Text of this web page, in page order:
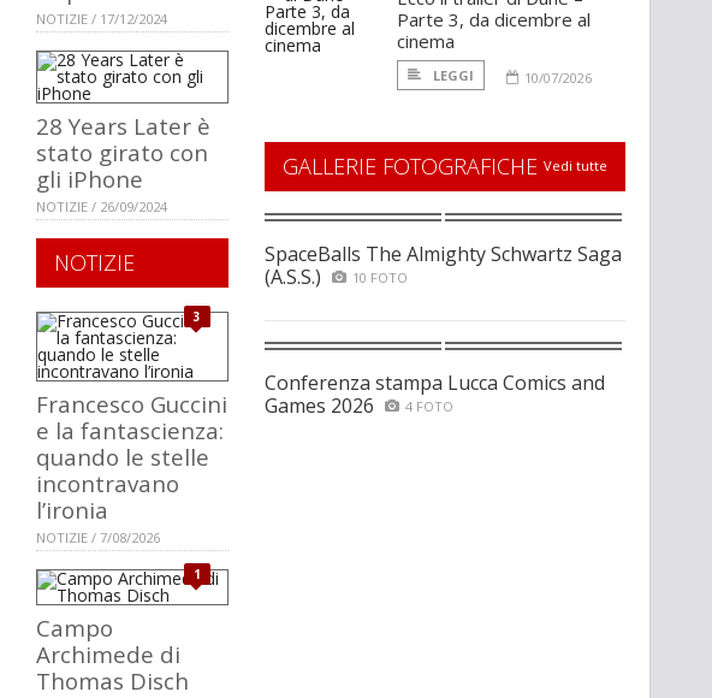
NOTIZIE / 17/12/2024
28 Years Later è
stato girato con
gli iPhone
NOTIZIE / 26/09/2024
NOTIZIE
3
Francesco Guccini
e la fantascienza:
quando le stelle
incontravano
l’ironia
NOTIZIE / 7/08/2026
1
Campo
Archimede di
Thomas Disch
Parte 3, da dicembre al
cinema
LEGGI 10/07/2026
GALLERIE FOTOGRAFICHE Vedi tutte
SpaceBalls The Almighty Schwartz Saga
(A.S.S.)
10 FOTO
Conferenza stampa Lucca Comics and
Games 2026
4 FOTO